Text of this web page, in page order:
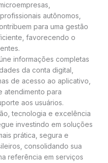
autônomos,
para uma gestão
favorecendo o
informações completas
da conta digital,
de acesso ao aplicativo,
atendimento para
aos usuários.
tecnologia e excelência
investindo em soluções
prática, segura e
consolidando sua
referência em serviços